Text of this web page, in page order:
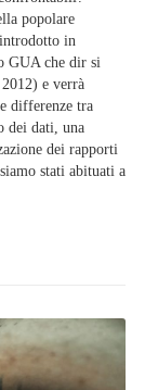
popolare
in
GUA che dir si
e verrà
differenze tra
dei dati, una
dei rapporti
stati abituati a